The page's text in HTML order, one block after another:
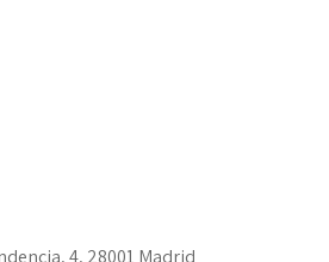
4, 28001 Madrid